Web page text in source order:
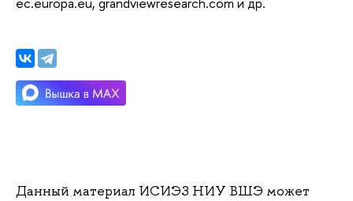
Данный материал ИСИЭЗ НИУ ВШЭ может